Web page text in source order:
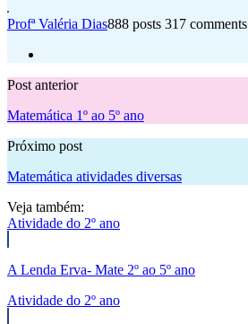
Profª Valéria Dias888 posts 317 comments
Post anterior
Matemática 1º ao 5º ano
Próximo post
Matemática atividades diversas
Veja também:
Atividade do 2º ano
A Lenda Erva- Mate 2º ao 5º ano
Atividade do 2º ano